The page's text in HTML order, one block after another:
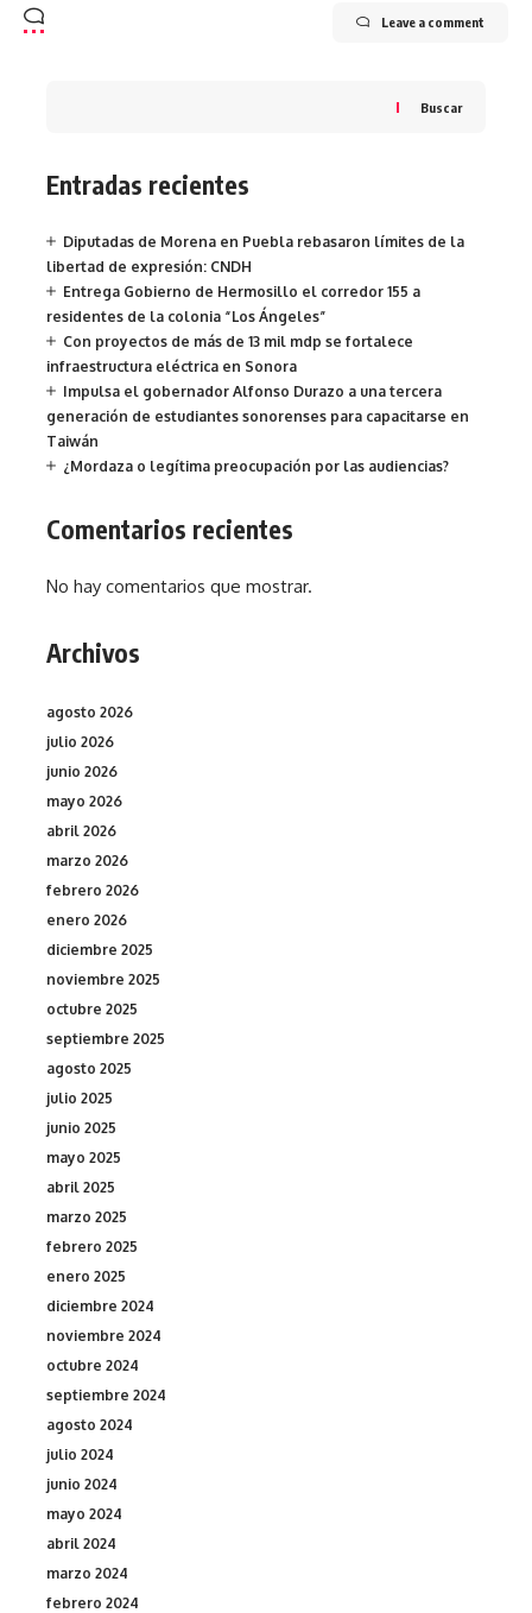
Leave a comment
Buscar
Entradas recientes
Diputadas de Morena en Puebla rebasaron límites de la
libertad de expresión: CNDH
Entrega Gobierno de Hermosillo el corredor 155 a
residentes de la colonia “Los Ángeles”
Con proyectos de más de 13 mil mdp se fortalece
infraestructura eléctrica en Sonora
Impulsa el gobernador Alfonso Durazo a una tercera
generación de estudiantes sonorenses para capacitarse en
Taiwán
¿Mordaza o legítima preocupación por las audiencias?
Comentarios recientes
No hay comentarios que mostrar.
Archivos
agosto 2026
julio 2026
junio 2026
mayo 2026
abril 2026
marzo 2026
febrero 2026
enero 2026
diciembre 2025
noviembre 2025
octubre 2025
septiembre 2025
agosto 2025
julio 2025
junio 2025
mayo 2025
abril 2025
marzo 2025
febrero 2025
enero 2025
diciembre 2024
noviembre 2024
octubre 2024
septiembre 2024
agosto 2024
julio 2024
junio 2024
mayo 2024
abril 2024
marzo 2024
febrero 2024